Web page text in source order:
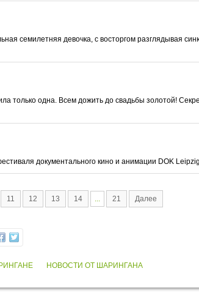
семилетняя девочка, с восторгом разглядывая
только одна. Всем дожить до свадьбы золотой!
документального кино и анимации DOK
11 12 13 14 ... 21 Далее
НОВОСТИ ОТ ШАРИНГАНА